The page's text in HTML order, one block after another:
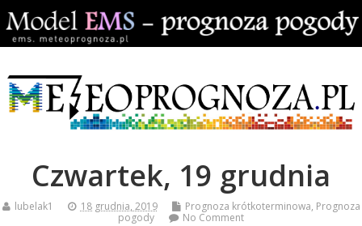
Czwartek, 19 grudnia
lubelak1 18 grudnia, 2019 Prognoza krótkoterminowa, Prognoza
pogody
No Comment